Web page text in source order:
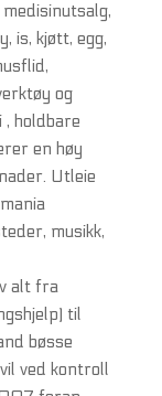
is, kjøtt, egg,
og
holdbare
en høy
Utleie
musikk,
alt fra
til
bøsse
ved kontroll